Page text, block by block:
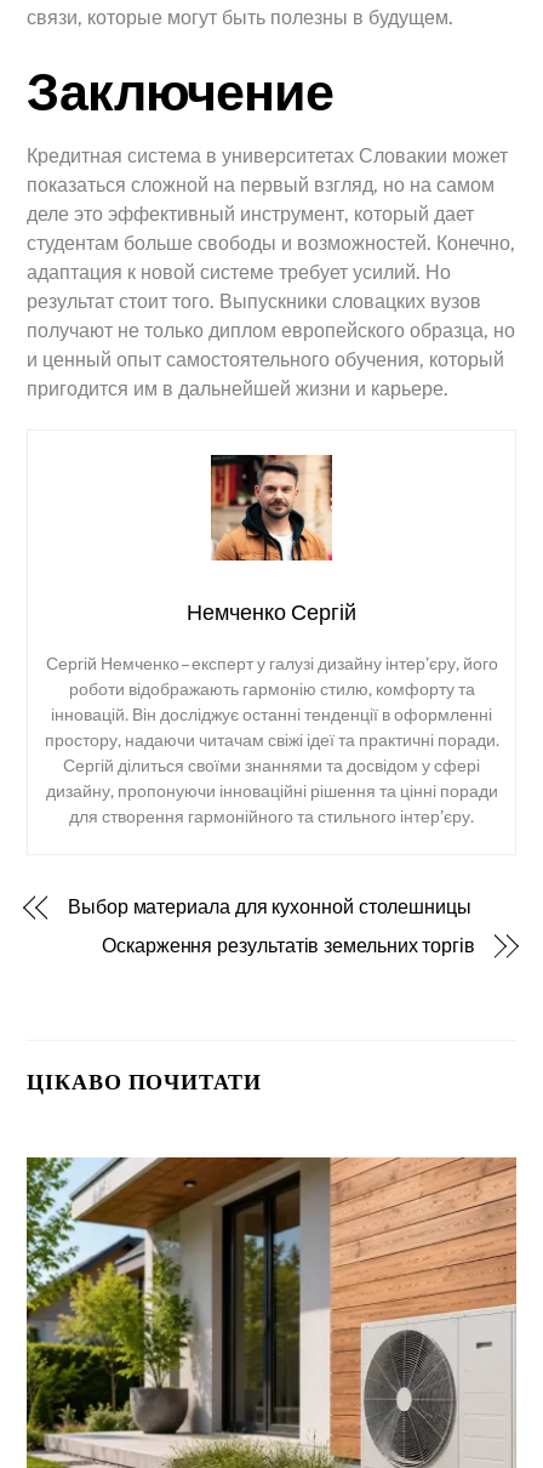
связи, которые могут быть полезны в будущем.
Заключение
Кредитная система в университетах Словакии может
показаться сложной на первый взгляд, но на самом
деле это эффективный инструмент, который дает
студентам больше свободы и возможностей. Конечно,
адаптация к новой системе требует усилий. Но
результат стоит того. Выпускники словацких вузов
получают не только диплом европейского образца, но
и ценный опыт самостоятельного обучения, который
пригодится им в дальнейшей жизни и карьере.
Немченко Сергій
Сергій Немченко – експерт у галузі дизайну інтер’єру, його
роботи відображають гармонію стилю, комфорту та
інновацій. Він досліджує останні тенденції в оформленні
простору, надаючи читачам свіжі ідеї та практичні поради.
Сергій ділиться своїми знаннями та досвідом у сфері
дизайну, пропонуючи інноваційні рішення та цінні поради
для створення гармонійного та стильного інтер’єру.
Выбор материала для кухонной столешницы
Оскарження результатів земельних торгів
ЦІКАВО ПОЧИТАТИ